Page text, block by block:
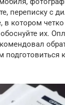
переписку с
в котором
их.
подготовиться